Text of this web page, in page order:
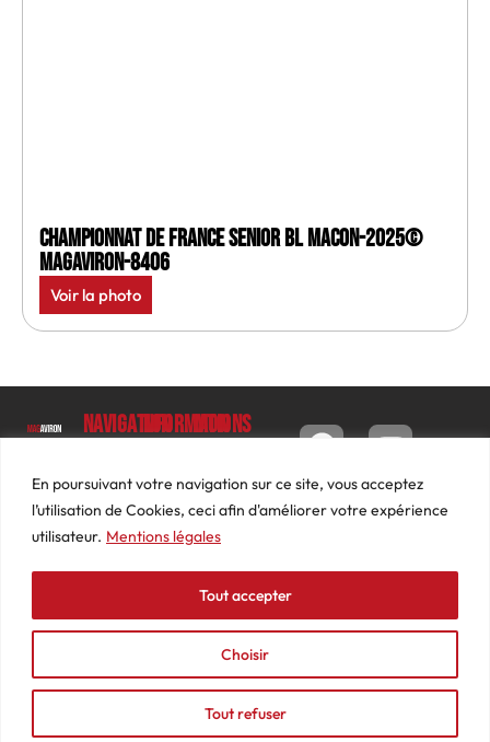
En poursuivant votre navigation sur ce site, vous acceptez
l’utilisation de Cookies, ceci afin d'améliorer votre expérience
utilisateur. Mentions légales
Choisir
Tout refuser
Tout accepter
Championnat de France senior BL Macon-2025©
MagAviron-8406
Voir la photo
Luc
Barbier
69640
74
87
contact@mediasaviron.fr
Navigation
Le
Magazine
Photos
Actualités
Podcasts
Informations
Conditions
générales
de ventes
Mentions
légales
Mon
Tableau
de bord
Commandes
Adresses
Détails
du
compte